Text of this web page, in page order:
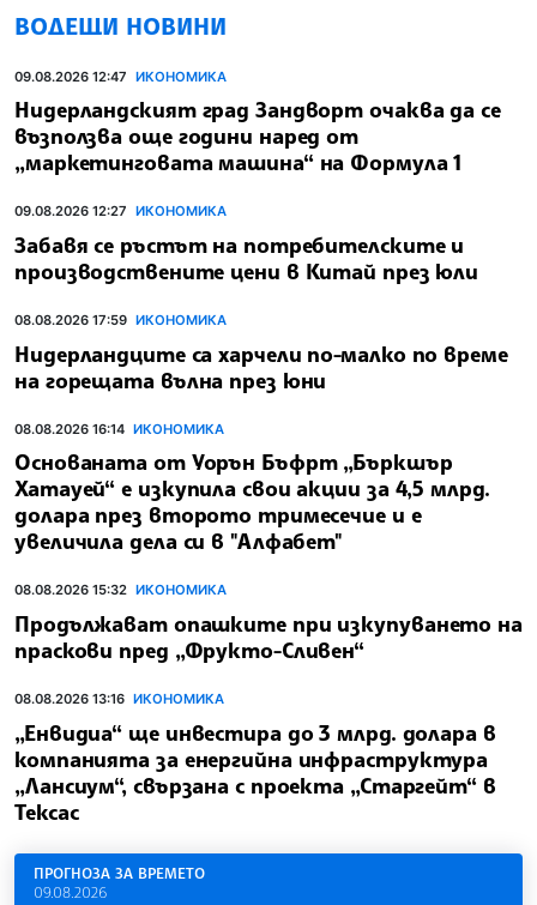
ВОДЕЩИ НОВИНИ
09.08.2026 12:47 ИКОНОМИКА
Нидерландският град Зандворт очаква да се
възползва още години наред от
„маркетинговата машина“ на Формула 1
09.08.2026 12:27 ИКОНОМИКА
Забавя се ръстът на потребителските и
производствените цени в Китай през юли
08.08.2026 17:59 ИКОНОМИКА
Нидерландците са харчели по-малко по време
на горещата вълна през юни
08.08.2026 16:14 ИКОНОМИКА
Основаната от Уорън Бъфрт „Бъркшър
Хатауей“ е изкупила свои акции за 4,5 млрд.
долара през второто тримесечие и е
увеличила дела си в "Алфабет"
08.08.2026 15:32 ИКОНОМИКА
Продължават опашките при изкупуването на
праскови пред „Фрукто-Сливен“
08.08.2026 13:16 ИКОНОМИКА
„Енвидиа“ ще инвестира до 3 млрд. долара в
компанията за енергийна инфраструктура
„Лансиум“, свързана с проекта „Старгейт“ в
Тексас
ПРОГНОЗА ЗА ВРЕМЕТО
09.08.2026